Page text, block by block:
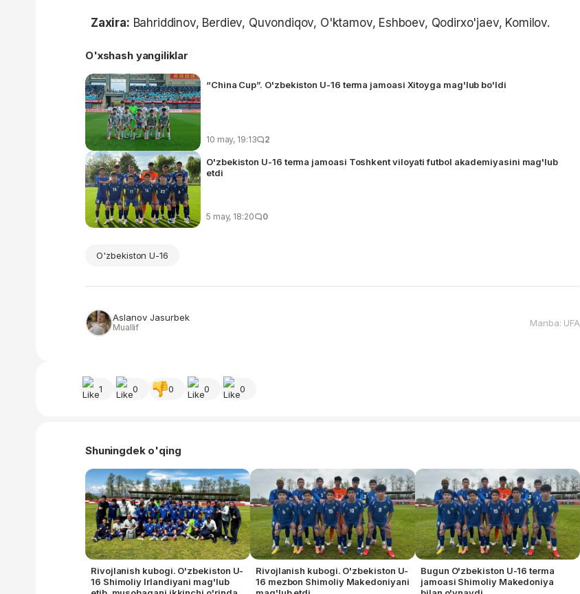
Zaxira: Bahriddinov, Berdiev, Quvondiqov, O'ktamov, Eshboev, Qodirxo'jaev, Komilov.
O'xshash yangiliklar
“China Cup”. O'zbekiston U-16 terma jamoasi Xitoyga mag'lub bo'ldi
10 may, 19:13 2
O'zbekiston U-16 terma jamoasi Toshkent viloyati futbol akademiyasini mag'lub
etdi
5 may, 18:20 0
O'zbekiston U-16
Aslanov Jasurbek
Muallif Manba: UFA
1 0 0 0 0
Shuningdek o'qing
Rivojlanish kubogi. O'zbekiston U-
16 Shimoliy Irlandiyani mag'lub
Rivojlanish kubogi. O'zbekiston U-
16 mezbon Shimoliy Makedoniyani
Bugun O'zbekiston U-16 terma
jamoasi Shimoliy Makedoniya